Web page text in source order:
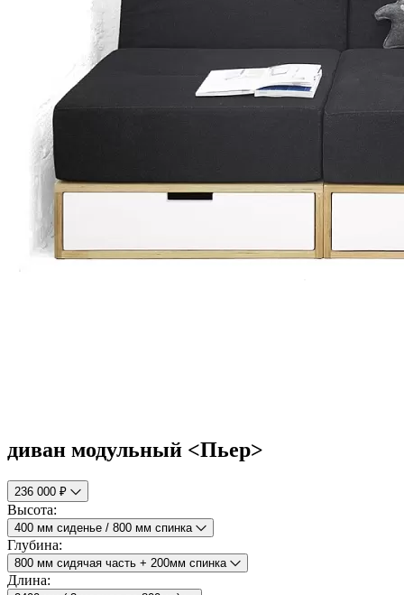
диван модульный <Пьер>
236 000 ₽
Высота:
400 мм сиденье / 800 мм спинка
Глубина:
800 мм сидячая часть + 200мм спинка
Длина: